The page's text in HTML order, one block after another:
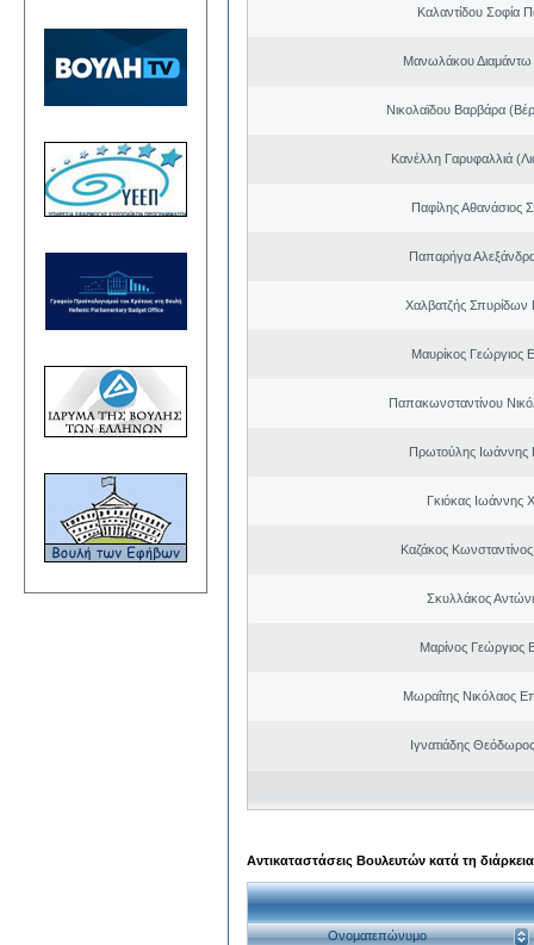
Καλαντίδου Σοφία
Μανωλάκου
Νικολαϊδου Βαρβάρα
Κανέλλη Γαρυφαλλιά
Παφίλης Αθανάσιος
Παπαρήγα
Χαλβατζής Σπυρίδων
Μαυρίκος Γεώργιος
Παπακωνσταντίνου
Πρωτούλης Ιωάννης
Γκιόκας Ιωάννης
Καζάκος
Σκυλλάκος
Μαρίνος Γεώργιος
Μωραΐτης Νικόλαος
Ιγνατιάδης
Αντικαταστάσεις Βουλευτών κατά τη
Ονοματεπώνυμο